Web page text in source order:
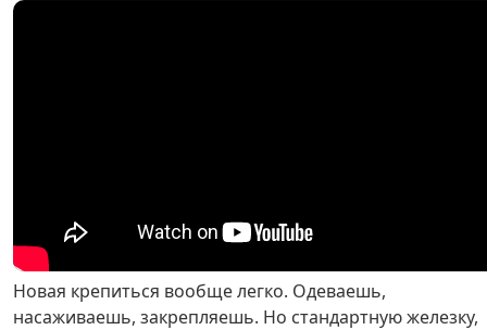
Новая крепиться вообще легко. Одеваешь,
насаживаешь, закрепляешь. Но стандартную железку,